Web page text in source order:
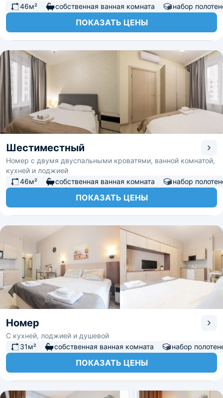
46м²
собственная ванная комната набор
ПОКАЗАТЬ ЦЕНЫ
Шестиместный
Номер с двумя двуспальными кроватями, ванной комнатой,
кухней и лоджией
46м²
собственная ванная комната набор
ПОКАЗАТЬ ЦЕНЫ
Номер
С кухней, лоджией и душевой
31м²
собственная ванная комната набор
ПОКАЗАТЬ ЦЕНЫ